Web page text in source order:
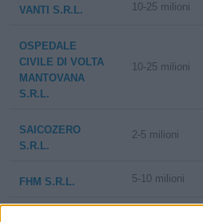
VANTI S.R.L. 10-25 milioni
OSPEDALE
CIVILE DI VOLTA
MANTOVANA
S.R.L.
10-25 milioni
SAICOZERO
S.R.L.
2-5 milioni
FHM S.R.L. 5-10 milioni